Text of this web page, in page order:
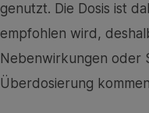
genutzt. Die Dosis ist
empfohlen wird,
Nebenwirkungen oder
Überdosierung